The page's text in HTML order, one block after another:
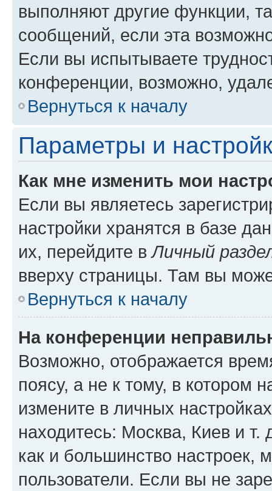
выполняют другие функции,
сообщений, если эта
Если вы испытываете
конференции, возможно,
Вернуться к началу
Параметры и
Как мне изменить мои
Если вы являетесь
настройки хранятся в базе
их, перейдите вЛичный
вверху страницы. Там вы
Вернуться к началу
На конференции
Возможно, отображается
поясу, а не к тому, в котором
измените в личных
находитесь: Москва, Киев и т.
как и большинство настроек,
пользователи. Если вы не